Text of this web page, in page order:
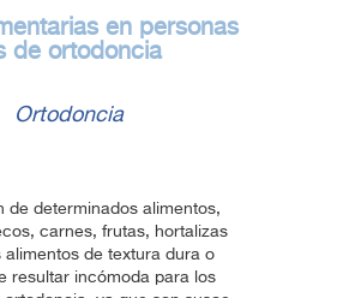
en personas
de ortodoncia
Ortodoncia
de determinados alimentos,
carnes, frutas, hortalizas
alimentos de textura dura o
resultar incómoda para los